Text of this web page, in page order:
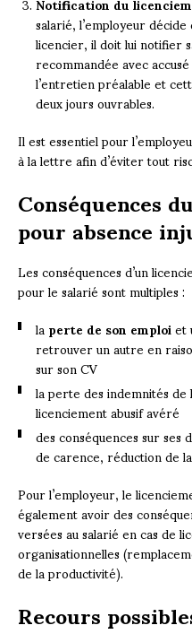
salarié, l’employeur
licencier, il doit lui notifier
recommandée avec
l’entretien préalable et
deux jours ouvrables.
Il est essentiel pour
à la lettre afin d’éviter tout
Conséquences
pour absence
Les conséquences d’un
pour le salarié sont multiples :
laperte de son emploi
retrouver un autre en
sur son CV
la perte des indemnités
licenciement abusif avéré
des conséquences sur ses
de carence, réduction de
Pour l’employeur, le
également avoir des
versées au salarié en cas de
organisationnelles
de la productivité).
Recours